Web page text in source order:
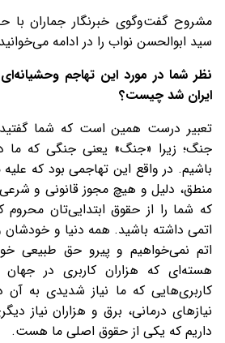
مشروح گفت‌وگوی خبرنگار جماران با
سید ابوالحسن نواب را در ادامه
نظر شما در مورد این تهاجم
ایران شد چیست؟
تعبیر درست همین است که شما
جنگ؛ زیرا «جنگ» یعنی جنگی که ما
باشیم. در واقع این تهاجمی بود که
منطق، دلیل و هیچ مجوز قانونی و
که شما را از حقوق ابتدایی‌تان محروم
اتمی داشته باشید. همه دنیا و
اتم نمی‌خواهیم و پیرو حق طبیعی
هسته‌ای که هزاران کاربری در
کاربری‌هایی که ما نیاز شدیدی به آن
نیازهای درمانی، برق و هزاران نیاز
داریم که یکی از حقوق اصلی ما هست.